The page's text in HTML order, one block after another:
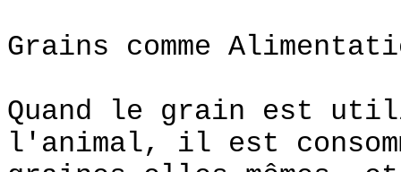
Grains comme
Quand le grain est
l'animal, il est